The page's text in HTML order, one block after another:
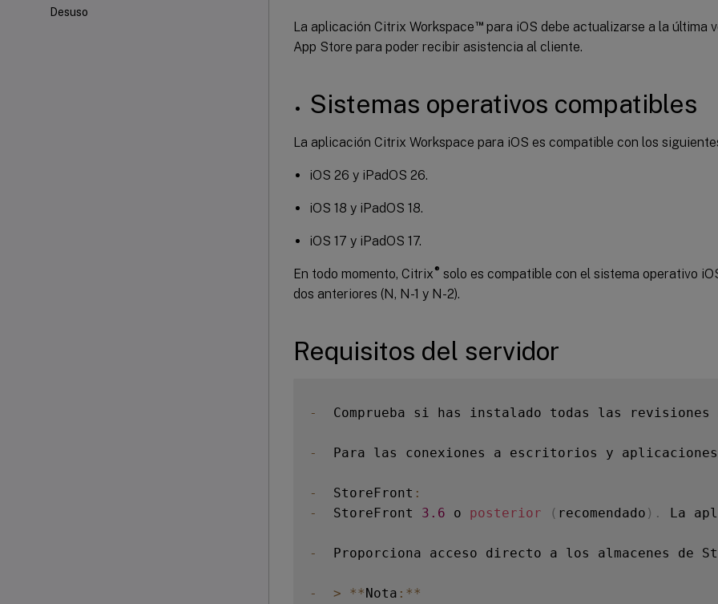
Desuso
La aplicación Citrix Workspace™para iOS debe actualizarse a la última
App Store para poder recibir asistencia al cliente.
Sistemas operativos compatibles
La aplicación Citrix Workspace para iOS es compatible con los
iOS 26 y iPadOS 26.
iOS 18 y iPadOS 18.
iOS 17 y iPadOS 17.
En todo momento, Citrix® solo es compatible con el sistema operativo
dos anteriores (N, N-1 y N-2).
Requisitos del servidor
-
Comprueba si has instalado todas las revisiones
-
Para las conexiones a escritorios y
-
  StoreFront
:
-
  StoreFront
3.6 o posterior ( recomendado ) . La
-
Proporciona acceso directo a los almacenes de
- > **Nota : **